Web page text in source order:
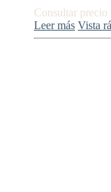
Consultar precio
Leer más Vista